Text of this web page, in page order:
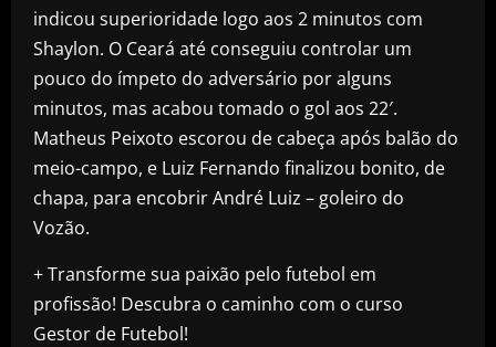
indicou superioridade logo aos 2 minutos com
Shaylon. O Ceará até conseguiu controlar um
pouco do ímpeto do adversário por alguns
minutos, mas acabou tomado o gol aos 22′.
Matheus Peixoto escorou de cabeça após balão do
meio-campo, e Luiz Fernando finalizou bonito, de
chapa, para encobrir André Luiz – goleiro do
Vozão.
+ Transforme sua paixão pelo futebol em
profissão! Descubra o caminho com o curso
Gestor de Futebol!